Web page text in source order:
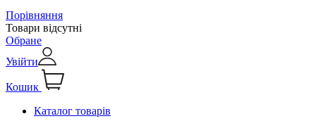
Порівняння
Товари відсутні
Обране
Увійти
Кошик
Каталог товарів